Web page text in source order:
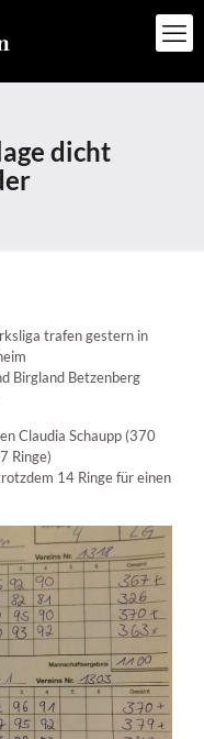
dicht
trafen gestern in
Birgland Betzenberg
Claudia Schaupp (370
Ringe)
14 Ringe für einen